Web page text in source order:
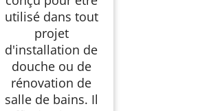
utilisé dans tout
projet
d'installation de
douche ou de
rénovation de
salle de bains. Il